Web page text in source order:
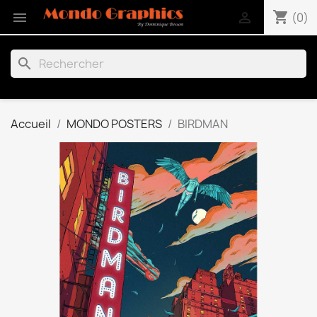
 shopping_cart (0)

search
Accueil MONDO POSTERS BIRDMAN